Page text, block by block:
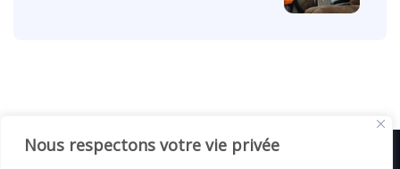
Nous respectons votre vie privée